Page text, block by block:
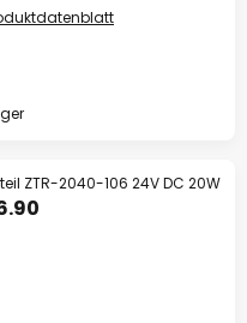
ZTR-2040-106 24V DC 20W